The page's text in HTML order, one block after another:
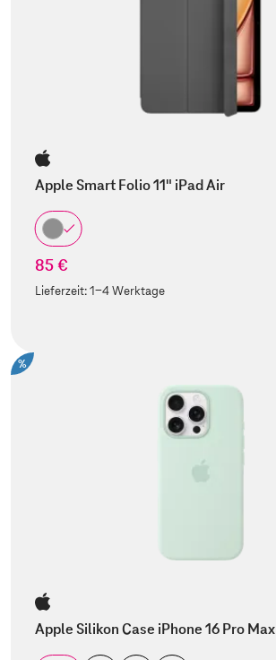
Apple Smart Folio 11" iPad Air
85 €
Lieferzeit:1-4 Werktage
%
Apple Silikon Case iPhone 16 Pro Max